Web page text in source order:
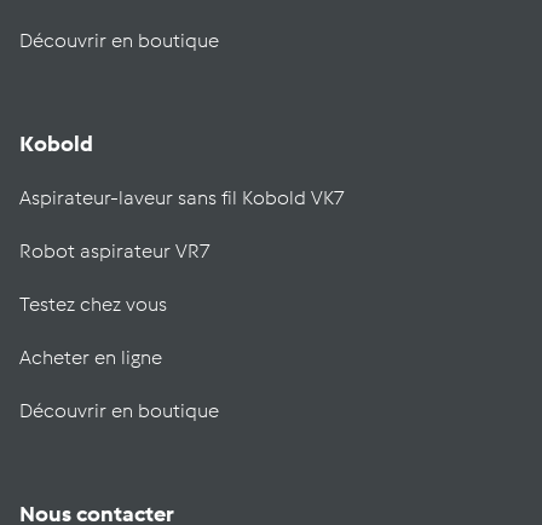
Découvrir en boutique
Kobold
Aspirateur-laveur sans fil Kobold VK7
Robot aspirateur VR7
Testez chez vous
Acheter en ligne
Découvrir en boutique
Nous contacter